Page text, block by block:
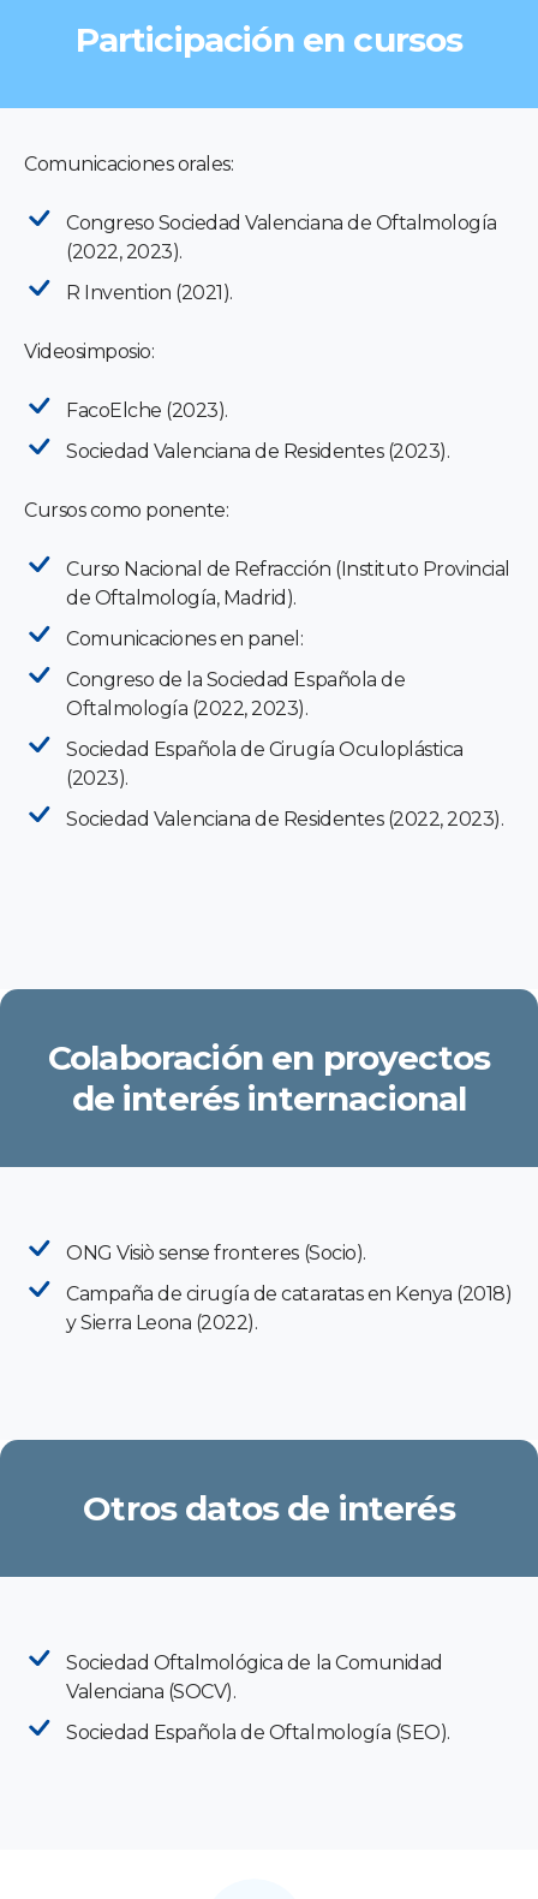
Participación en cursos
Comunicaciones orales:
Congreso Sociedad Valenciana de Oftalmología
(2022, 2023).
R Invention (2021).
Videosimposio:
FacoElche (2023).
Sociedad Valenciana de Residentes (2023).
Cursos como ponente:
Curso Nacional de Refracción (Instituto Provincial
de Oftalmología, Madrid).
Comunicaciones en panel:
Congreso de la Sociedad Española de
Oftalmología (2022, 2023).
Sociedad Española de Cirugía Oculoplástica
(2023).
Sociedad Valenciana de Residentes (2022, 2023).
Colaboración en proyectos
de interés internacional
ONG Visiò sense fronteres (Socio).
Campaña de cirugía de cataratas en Kenya (2018)
y Sierra Leona (2022).
Otros datos de interés
Sociedad Oftalmológica de la Comunidad
Valenciana (SOCV).
Sociedad Española de Oftalmología (SEO).